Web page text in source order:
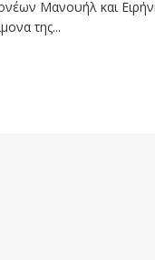
Μανουήλ και
της...